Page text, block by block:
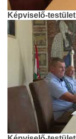
Képviselő-